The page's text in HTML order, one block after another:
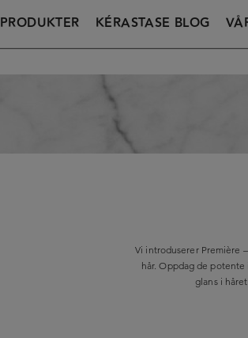
PRODUKTER KÉRASTASE BLOG
Vi introduserer Première
hår. Oppdag de
glans i